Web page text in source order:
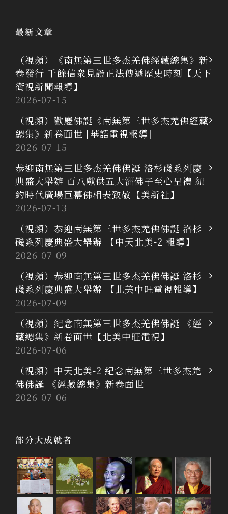
最新文章
（視頻）《南無第三世多杰羌佛經藏總集》新
卷發行 千餘信衆見證正法傳遞歷史時刻【天下
衛視新聞報導】
2026-07-15
（視頻）歡慶佛誕《南無第三世多杰羌佛經藏
總集》新卷面世 [華語電視報導]
2026-07-15
恭迎南無第三世多杰羌佛佛誕 洛杉磯系列慶
典盛大舉辦 百八獻供五大洲佛子至心呈禮 紐
約時代廣場巨幕佛相表致敬【美新社】
2026-07-13
（視頻）恭迎南無第三世多杰羌佛佛誕 洛杉
磯系列慶典盛大舉辦 【中天北美-2 報導】
2026-07-09
（視頻）恭迎南無第三世多杰羌佛佛誕 洛杉
磯系列慶典盛大舉辦 【北美中旺電視報導】
2026-07-09
（視頻）紀念南無第三世多杰羌佛佛誕 《經
藏總集》新卷面世【北美中旺電視】
2026-07-06
（視頻）中天北美-2 紀念南無第三世多杰羌
佛佛誕 《經藏總集》新卷面世
2026-07-06
部分大成就者